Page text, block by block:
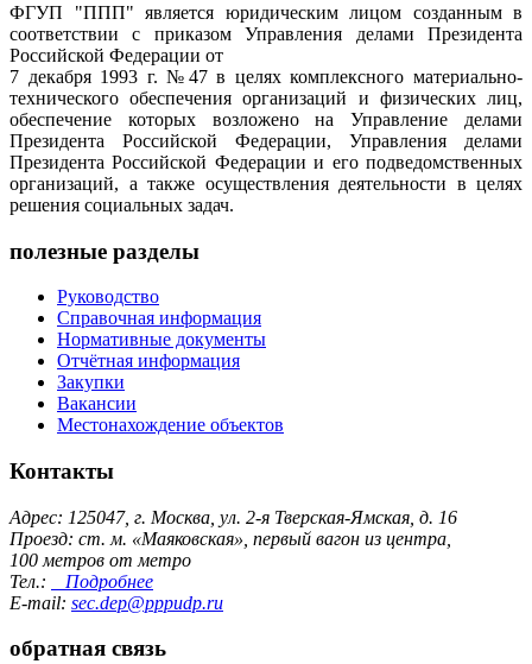
ФГУП "ППП" является юридическим лицом созданным в
соответствии с приказом Управления делами Президента
Российской Федерации от
7 декабря 1993 г. №47 в целях комплексного материально-
технического обеспечения организаций и физических лиц,
обеспечение которых возложено на Управление делами
Президента Российской Федерации, Управления делами
Президента Российской Федерации и его подведомственных
организаций, а также осуществления деятельности в целях
решения социальных задач.
полезные разделы
Руководство
Справочная информация
Нормативные документы
Отчётная информация
Закупки
Вакансии
Местонахождение объектов
Контакты
Адрес: 125047, г. Москва, ул. 2-я Тверская-Ямская, д. 16
Проезд: ст. м. «Маяковская», первый вагон из центра,
100 метров от метро
Тел.:
Подробнее
E-mail: sec.dep@pppudp.ru
обратная связь